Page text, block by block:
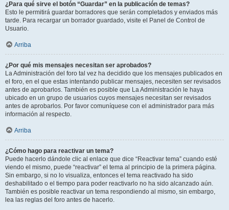
¿Para qué sirve el botón “Guardar” en la publicación de temas?
Esto le permitirá guardar borradores que serán completados y enviados más
tarde. Para recargar un borrador guardado, visite el Panel de Control de
Usuario.
Arriba
¿Por qué mis mensajes necesitan ser aprobados?
La Administración del foro tal vez ha decidido que los mensajes publicados en
el foro, en el que estas intentando publicar mensajes, necesiten ser revisados
antes de aprobarlos. También es posible que La Administración le haya
ubicado en un grupo de usuarios cuyos mensajes necesitan ser revisados
antes de aprobarlos. Por favor comuníquese con el administrador para más
información al respecto.
Arriba
¿Cómo hago para reactivar un tema?
Puede hacerlo dándole clic al enlace que dice “Reactivar tema” cuando esté
viendo el mismo, puede “reactivar” el tema al principio de la primera página.
Sin embargo, si no lo visualiza, entonces el tema reactivado ha sido
deshabilitado o el tiempo para poder reactivarlo no ha sido alcanzado aún.
También es posible reactivar un tema respondiendo al mismo, sin embargo,
lea las reglas del foro antes de hacerlo.